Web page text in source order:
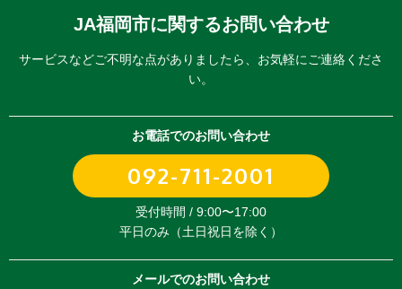
JA福岡市に関するお問い合わせ
サービスなどご不明な点がありましたら、 お気軽にご連絡くださ
い。
お電話でのお問い合わせ
092-711-2001
受付時間 / 9:00〜17:00
平日のみ（土日祝日を除く）
メールでのお問い合わせ